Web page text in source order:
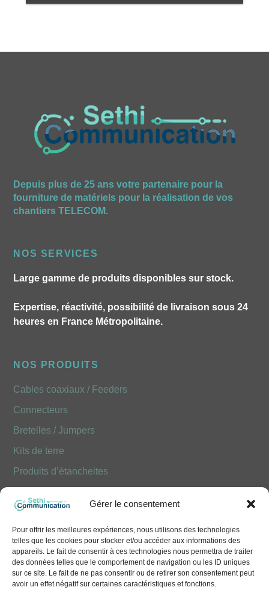
Gérer le consentement
Pour offrir les meilleures expériences, nous utilisons des technologies
telles que les cookies pour stocker et/ou accéder aux informations des
appareils. Le fait de consentir à ces technologies nous permettra de traiter
des données telles que le comportement de navigation ou les ID uniques
sur ce site. Le fait de ne pas consentir ou de retirer son consentement peut
avoir un effet négatif sur certaines caractéristiques et fonctions.
Depuis plus de 25 ans votre partenaire pour la
fourniture de matériels pour la réalisation de vos
chantiers TELECOM.
NOS SERVICES
Large gamme de produits disponibles sur stock.
Expertise, réactivité, possibilité de livraison sous 24
heures en France Métropolitaine.
NOS PRODUITS
Cables coaxiaux / Feeders
Connecteurs
Bretelles / Jumpers
Kits de terre
Produits d’étancheites
10 Avenue Émile Aillaud - 91350 Grigny
+33 (0)1 41 83 68 50
contact@sethi-communication.com